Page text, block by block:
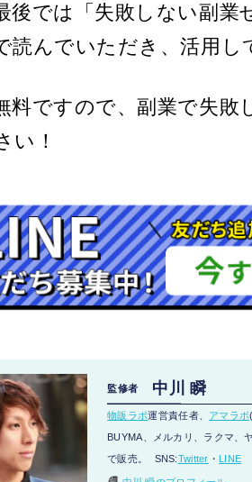
後では「失敗しない副
読んでいただき、活用し
料ですので、副業で失敗
い！
監修者 中川 瞬
物販ラボ運営責任者、 アマラボ
BUYMA、メルカリ、ラクマ、
で販売。 SNS:Twitter ・ LINE